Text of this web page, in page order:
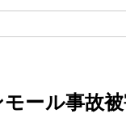
ール事故